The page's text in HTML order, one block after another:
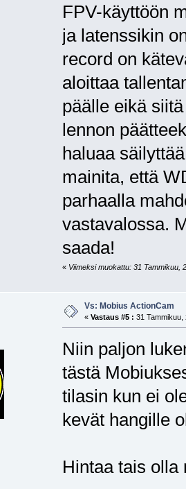
FPV-käyttöön
ja latenssikin
record on
aloittaa
päälle eikä
lennon
haluaa
mainita, että
parhaalla
vastavalossa.
saada!
« Viimeksi muokattu: 31 Tammikuu,
Vs: Mobius ActionCam
« Vastaus #5 : 31 Tammikuu,
Niin paljon
tästä
tilasin kun ei
kevät hangille
Hintaa tais olla